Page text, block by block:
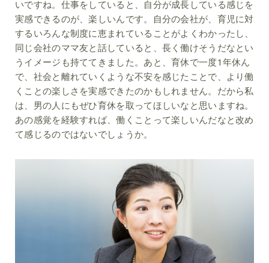
いですね。仕事をしていると、自分が成長している感じを
実感できるのが、楽しいんです。自分の会社が、育児に対
するいろんな制度に恵まれていることがよくわかったし、
同じ会社のママ友と話していると、長く働けそうだなとい
うイメージも持ててきました。あと、育休で一度1年休ん
で、社会と離れていくような不安を感じたことで、より働
くことの楽しさを実感できたのかもしれません。だから私
は、男の人にもぜひ育休を取ってほしいなと思いますね。
あの感覚を経験すれば、働くことって楽しいんだなと改め
て感じるのではないでしょうか。